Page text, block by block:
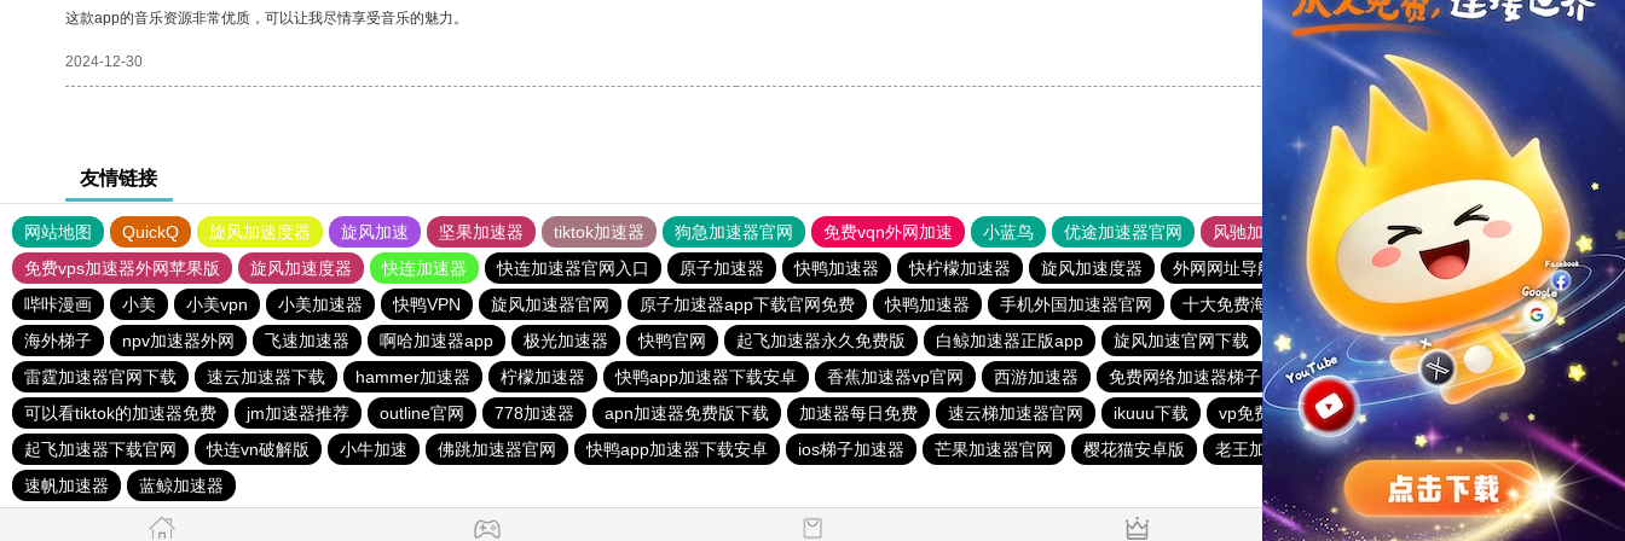
这款app的音乐资源非常优质，可以让我尽情享受音乐的魅力。
2024-12-30 [0]
友情链接
网站地图 QuickQ 旋风加速度器 旋风加速 坚果加速器 tiktok加速器 狗急加速器官网 免费vqn外网加速 小蓝鸟 优途加速器官网 风驰加速器
旋风加速器
免费vps加速器外网苹果版
旋风加速度器 快连加速器 快连加速器官网入口 原子加速器 快鸭加速器 快柠檬加速器 旋风加速度器 外网网址导航 软件中心 雷霆加速
狂飙加速器
哔咔漫画
小美 小美vpn 小美加速器 快鸭VPN 旋风加速器官网 原子加速器app下载官网免费 快鸭加速器 手机外国加速器官网 十大免费海外加速神器
银河加速器ins免费永久
海外梯子
npv加速器外网 飞速加速器 啊哈加速器app 极光加速器 快鸭官网 起飞加速器永久免费版 白鲸加速器正版app 旋风加速官网下载
快鸭加速器下载官网安卓
雷霆加速器官网下载
速云加速器下载 hammer加速器 柠檬加速器 快鸭app加速器下载安卓 香蕉加速器vp官网 西游加速器 免费网络加速器梯子 快鸭加速器app下载免费
veee加速器
可以看tiktok的加速器免费
jm加速器推荐 outline官网 778加速器 apn加速器免费版下载 加速器每日免费 速云梯加速器官网 ikuuu下载 vp免费加速
老王vnp新版
起飞加速器下载官网
快连vn破解版 小牛加速 佛跳加速器官网 快鸭app加速器下载安卓 ios梯子加速器 芒果加速器官网 樱花猫安卓版 老王加速npv下载官网
挂梯子加速器
速帆加速器
蓝鲸加速器